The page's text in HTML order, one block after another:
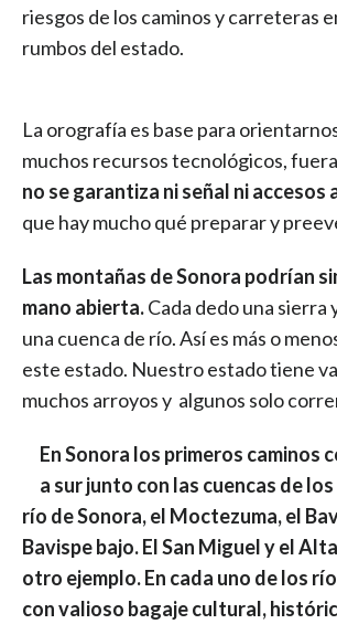
riesgos de los caminos y carreteras
rumbos del estado.
La orografía es base para
muchos recursos tecnológicos,
no se garantiza ni señal ni accesos
que hay mucho qué preparar y
Las montañas de Sonora podrían
mano abierta.Cada dedo una sierra
una cuenca de río. Así es más o
este estado. Nuestro estado tiene
muchos arroyos y algunos solo
En Sonora los primeros caminos
a sur junto con las cuencas de
río de Sonora, el Moctezuma, el
Bavispe bajo. El San Miguel y el
otro ejemplo. En cada uno de los
con valioso bagaje cultural,